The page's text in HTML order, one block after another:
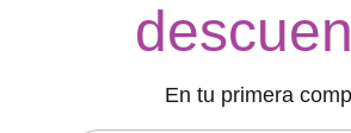
• Paletas Chupa Chips
• Paletas Chupa Chips MiniEn tu primera